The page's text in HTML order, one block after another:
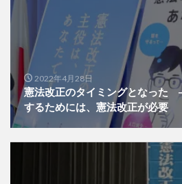
2022年4月28日
憲法改正のタイミングとなっ
するためには、憲法改正が必要